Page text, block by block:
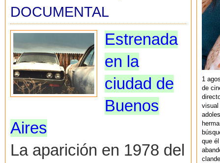
DOCUMENTAL
Estrenada
en la
ciudad de
Buenos
Aires
La aparición en 1978 del
1
de
visual
que